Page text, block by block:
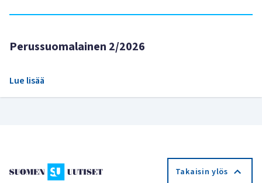
Perussuomalainen 2/2026
Lue lisää
Takaisin ylös